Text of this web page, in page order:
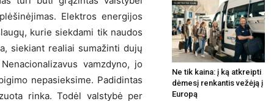
Elektros energijos
kurie siekdami tik naudos
siekiant realiai sumažinti dujų
vamzdyno, jo
nepasieksime. Padidintas
rinka. Todėl valstybė per
Ne tik kaina: į ką atkreipti
dėmesį renkantis vežėją į
Europą